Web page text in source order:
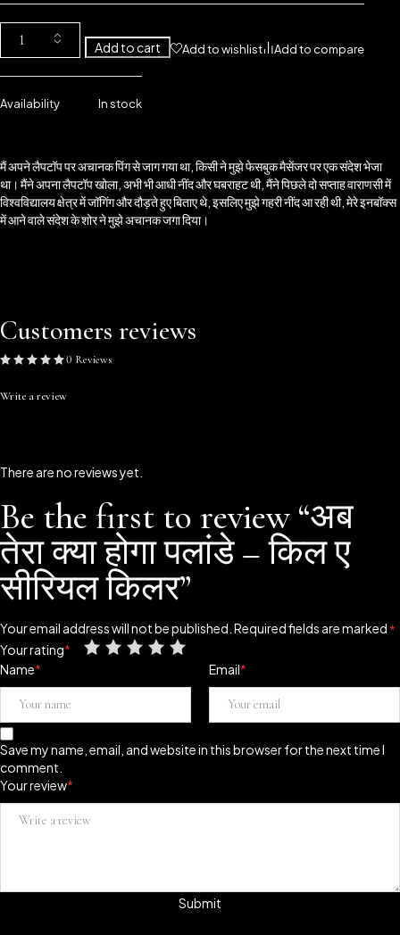
Add to cart Add to wishlist Add to compare
Availability In stock
मैं अपने लैपटॉप पर अचानक पिंग से जाग गया था, किसी ने मुझे फेसबुक मैसेंजर पर एक संदेश भेजा
था। मैंने अपना लैपटॉप खोला, अभी भी आधी नींद और घबराहट थी, मैंने पिछले दो सप्ताह वाराणसी में
विश्वविद्यालय क्षेत्र में जॉगिंग और दौड़ते हुए बिताए थे, इसलिए मुझे गहरी नींद आ रही थी, मेरे इनबॉक्स
में आने वाले संदेश के शोर ने मुझे अचानक जगा दिया।
Customers reviews
0 Reviews
Write a review
There are no reviews yet.
Be the first to review “अब
तेरा क्या होगा पलांडे – किल ए
सीरियल किलर”
Your email address will not be published. Required fields are marked *
Your rating*
Your review*
Name* Email*
Save my name, email, and website in this browser for the next time I
comment.